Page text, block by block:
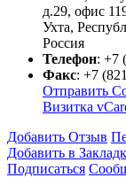
д.29, офис
Ухта,
Россия
Телефон: +7
Факс: +7
Отправить
Визитка
Добавить Отзыв
Добавить в
Подписаться